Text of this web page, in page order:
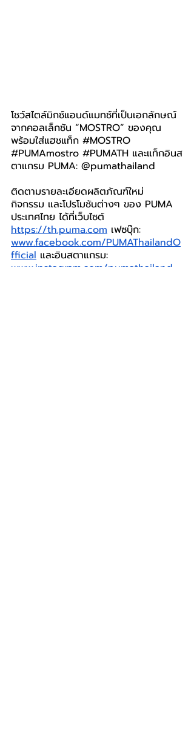
โชว์สไตล์มิกซ์แอนด์แมทช์ที่เป็นเอกลักษณ์
จากคอลเล็กชัน “MOSTRO” ของคุณ
พร้อมใส่แฮชแท็ก #MOSTRO
#PUMAmostro #PUMATH และแท็กอินส
ตาแกรม PUMA: @pumathailand
ติดตามรายละเอียดผลิตภัณฑ์ใหม่
กิจกรรม และโปรโมชันต่างๆ ของ PUMA
ประเทศไทย ได้ที่เว็บไซต์
https://th.puma.com เฟซบุ๊ก:
www.facebook.com/PUMAThailandO
fficial และอินสตาแกรม:
www.instagram.com/pumathailand